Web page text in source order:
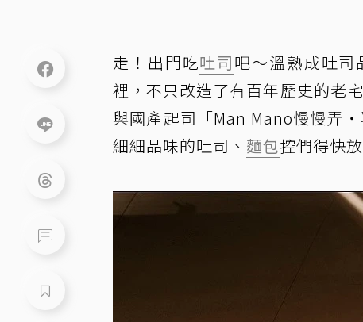
走！出門吃吐司吧～溫熟成吐司
裡，不只改造了有百年歷史的老
與國產起司「Man Mano慢慢弄
細細品味的吐司、 麵包控們得快